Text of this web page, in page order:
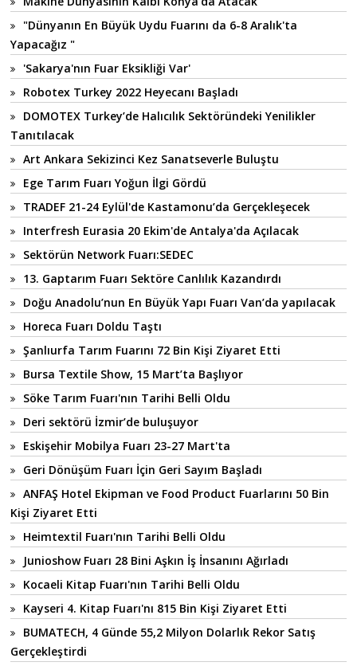
"Dünyanın En Büyük Uydu Fuarını da 6-8 Aralık'ta
Yapacağız "
'Sakarya'nın Fuar Eksikliği Var'
Robotex Turkey 2022 Heyecanı Başladı
DOMOTEX Turkey’de Halıcılık Sektöründeki Yenilikler
Tanıtılacak
Art Ankara Sekizinci Kez Sanatseverle Buluştu
Ege Tarım Fuarı Yoğun İlgi Gördü
TRADEF 21-24 Eylül'de Kastamonu’da Gerçekleşecek
Interfresh Eurasia 20 Ekim'de Antalya'da Açılacak
Sektörün Network Fuarı:SEDEC
13. Gaptarım Fuarı Sektöre Canlılık Kazandırdı
Doğu Anadolu’nun En Büyük Yapı Fuarı Van’da yapılacak
Horeca Fuarı Doldu Taştı
Şanlıurfa Tarım Fuarını 72 Bin Kişi Ziyaret Etti
Bursa Textile Show, 15 Mart’ta Başlıyor
Söke Tarım Fuarı'nın Tarihi Belli Oldu
Deri sektörü İzmir’de buluşuyor
Eskişehir Mobilya Fuarı 23-27 Mart'ta
Geri Dönüşüm Fuarı İçin Geri Sayım Başladı
ANFAŞ Hotel Ekipman ve Food Product Fuarlarını 50 Bin
Kişi Ziyaret Etti
Heimtextil Fuarı'nın Tarihi Belli Oldu
Junioshow Fuarı 28 Bini Aşkın İş İnsanını Ağırladı
Kocaeli Kitap Fuarı'nın Tarihi Belli Oldu
Kayseri 4. Kitap Fuarı'nı 815 Bin Kişi Ziyaret Etti
BUMATECH, 4 Günde 55,2 Milyon Dolarlık Rekor Satış
Gerçekleştirdi